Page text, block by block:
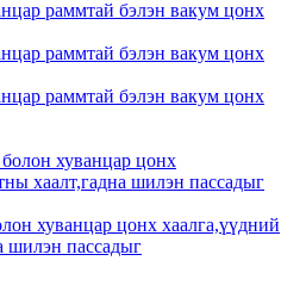
хуванцар цонх хаалга,үүдний
шилэн пассадыг